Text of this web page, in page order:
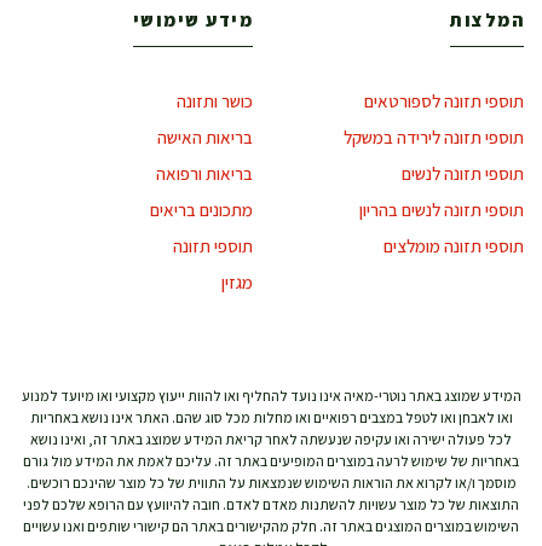
המלצות
תוספי תזונה לספורטאים
תוספי תזונה לירידה במשקל
תוספי תזונה לנשים
תוספי תזונה לנשים בהריון
תוספי תזונה מומלצים
מידע שימושי
כושר ותזונה
בריאות האישה
בריאות ורפואה
מתכונים בריאים
תוספי תזונה
מגזין
המידע שמוצג באתר נוטרי-מאיה אינו נועד להחליף ואו להוות ייעוץ מקצועי ואו מיועד למנוע
ואו לאבחן ואו לטפל במצבים רפואיים ואו מחלות מכל סוג שהם. האתר אינו נושא באחריות
לכל פעולה ישירה ואו עקיפה שנעשתה לאחר קריאת המידע שמוצג באתר זה, ואינו נושא
באחריות של שימוש לרעה במוצרים המופיעים באתר זה. עליכם לאמת את המידע מול גורם
מוסמך ו/או לקרוא את הוראות השימוש שנמצאות על התווית של כל מוצר שהינכם רוכשים.
התוצאות של כל מוצר עשויות להשתנות מאדם לאדם. חובה להיוועץ עם הרופא שלכם לפני
השימוש במוצרים המוצגים באתר זה. חלק מהקישורים באתר הם קישורי שותפים ואנו עשויים